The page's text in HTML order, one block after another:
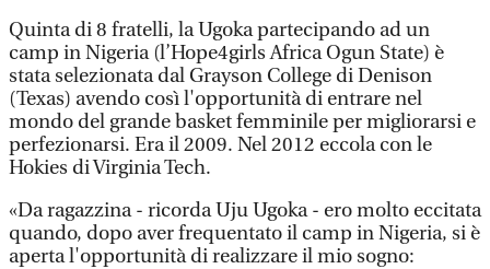
Quinta di 8 fratelli, la Ugoka partecipando ad un
camp in Nigeria (l’Hope4girls Africa Ogun State) è
stata selezionata dal Grayson College di Denison
(Texas) avendo così l'opportunità di entrare nel
mondo del grande basket femminile per migliorarsi e
perfezionarsi. Era il 2009. Nel 2012 eccola con le
Hokies di Virginia Tech.
«Da ragazzina - ricorda Uju Ugoka - ero molto eccitata
quando, dopo aver frequentato il camp in Nigeria, si è
aperta l'opportunità di realizzare il mio sogno: